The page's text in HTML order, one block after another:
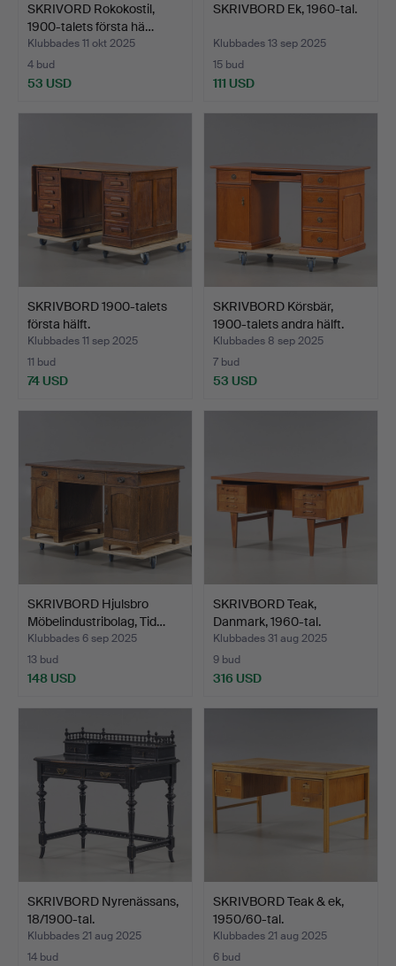
SKRIVORD Rokokostil,
1900-talets första hä…
Klubbades 11 okt 2025
4 bud
53 USD
SKRIVBORD Ek, 1960-tal.
Klubbades 13 sep 2025
15 bud
111 USD
SKRIVBORD 1900-talets
första hälft.
Klubbades 11 sep 2025
11 bud
74 USD
SKRIVBORD Körsbär,
1900-talets andra hälft.
Klubbades 8 sep 2025
7 bud
53 USD
SKRIVBORD Hjulsbro
Möbelindustribolag, Tid…
Klubbades 6 sep 2025
13 bud
148 USD
SKRIVBORD Teak,
Danmark, 1960-tal.
Klubbades 31 aug 2025
9 bud
316 USD
SKRIVBORD Nyrenässans,
18/1900-tal.
Klubbades 21 aug 2025
14 bud
SKRIVBORD Teak & ek,
1950/60-tal.
Klubbades 21 aug 2025
6 bud